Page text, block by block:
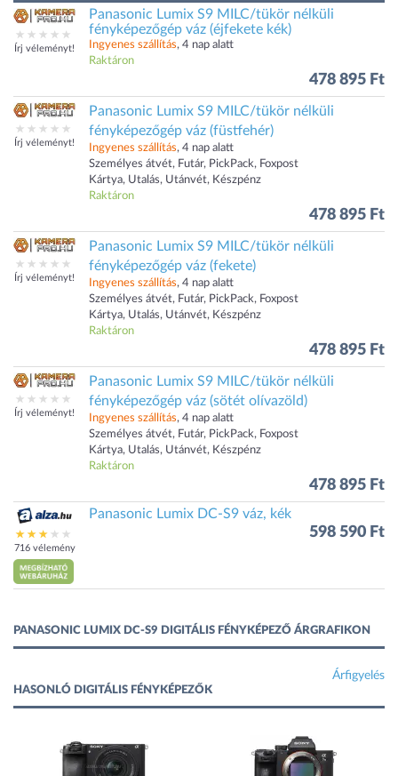
Írj véleményt!
Panasonic Lumix S9 MILC/tükör nélküli
fényképezőgép váz (éjfekete kék)
Ingyenes szállítás, 4 nap alatt
Raktáron
478 895 Ft
Írj véleményt!
Panasonic Lumix S9 MILC/tükör nélküli
fényképezőgép váz (füstfehér)
Ingyenes szállítás, 4 nap alatt
Személyes átvét, Futár, PickPack, Foxpost
Kártya, Utalás, Utánvét, Készpénz
Raktáron
478 895 Ft
Írj véleményt!
Panasonic Lumix S9 MILC/tükör nélküli
fényképezőgép váz (fekete)
Ingyenes szállítás, 4 nap alatt
Személyes átvét, Futár, PickPack, Foxpost
Kártya, Utalás, Utánvét, Készpénz
Raktáron
478 895 Ft
Írj véleményt!
Panasonic Lumix S9 MILC/tükör nélküli
fényképezőgép váz (sötét olívazöld)
Ingyenes szállítás, 4 nap alatt
Személyes átvét, Futár, PickPack, Foxpost
Kártya, Utalás, Utánvét, Készpénz
Raktáron
478 895 Ft
716 vélemény
Panasonic Lumix DC-S9 váz, kék
598 590 Ft
PANASONIC LUMIX DC-S9 DIGITÁLIS FÉNYKÉPEZŐ ÁRGRAFIKON
Árfigyelés
HASONLÓ DIGITÁLIS FÉNYKÉPEZŐK